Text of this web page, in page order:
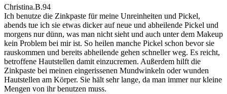
Christina.B.94
Ich benutze die Zinkpaste für meine Unreinheiten und Pickel,
abends tue ich sie etwas dicker auf neue und abheilende Pickel und
morgens nur dünn, was man nicht sieht und auch unter dem Makeup
kein Problem bei mir ist. So heilen manche Pickel schon bevor sie
rauskommen und bereits abheilende gehen schneller weg. Es reicht,
betroffene Hautstellen damit einzucremen. Außerdem hilft die
Zinkpaste bei meinen eingerissenen Mundwinkeln oder wunden
Hautstellen am Körper. Sie hält sehr lange, da man immer nur kleine
Mengen von ihr benutzen muss.